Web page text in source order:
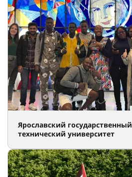
Ярославский государственный
технический университет